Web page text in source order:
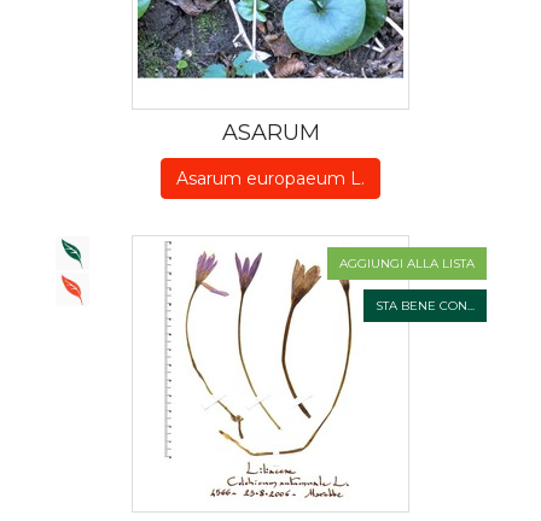
ASARUM
Asarum europaeum L.
AGGIUNGI ALLA LISTA
STA BENE CON...